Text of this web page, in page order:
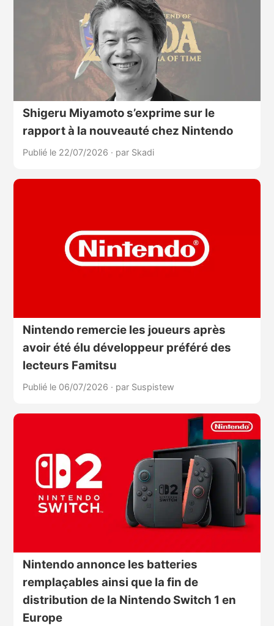
Shigeru Miyamoto s’exprime sur le
rapport à la nouveauté chez Nintendo
Publié le 22/07/2026 · par Skadi
Nintendo remercie les joueurs après
avoir été élu développeur préféré des
lecteurs Famitsu
Publié le 06/07/2026 · par Suspistew
Nintendo annonce les batteries
remplaçables ainsi que la fin de
distribution de la Nintendo Switch 1 en
Europe